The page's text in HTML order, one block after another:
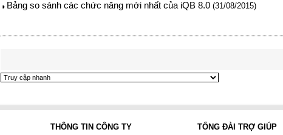
Bảng so sánh các chức năng mới nhất của iQB 8.0 (31/08/2015)
THÔNG TIN CÔNG TY TỔNG ĐÀI TRỢ GIÚP